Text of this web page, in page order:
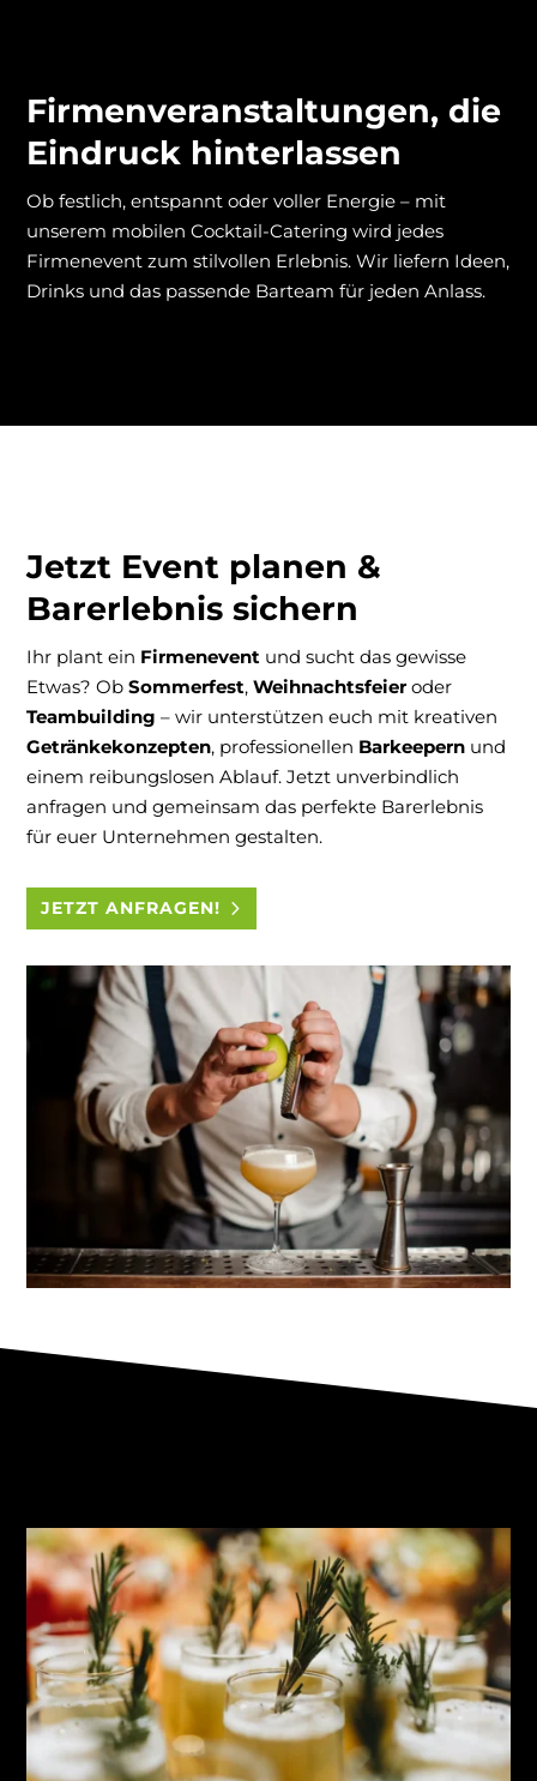
Firmenveranstaltungen, die
Eindruck hinterlassen
Ob festlich, entspannt oder voller Energie – mit
unserem mobilen Cocktail-Catering wird jedes
Firmenevent zum stilvollen Erlebnis. Wir liefern Ideen,
Drinks und das passende Barteam für jeden Anlass.
Jetzt Event planen &
Barerlebnis sichern
Ihr plant ein Firmenevent und sucht das gewisse
Etwas? ObSommerfest,Weihnachtsfeieroder
Teambuilding – wir unterstützen euch mit kreativen
Getränkekonzepten, professionellen Barkeepern und
einem reibungslosen Ablauf. Jetzt unverbindlich
anfragen und gemeinsam das perfekte Barerlebnis
für euer Unternehmen gestalten.
JETZT ANFRAGEN!